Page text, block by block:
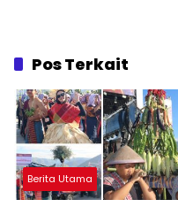
Pos Terkait
Berita Utama